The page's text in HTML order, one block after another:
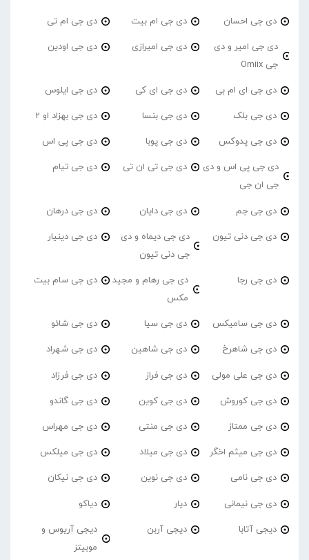
دی جی احسان دی جی ام بیت دی جی ام تی
دی جی امیر و دی
جی Omiix
دی جی امیرازی دی جی اودین
دی جی ای ام بی دی جی ای کی دی جی ایلوس
دی جی بلک دی جی بنسا دی جی بهزاد او 2
دی جی پدوکس دی جی پوبا دی جی پی اس
دی جی پی اس و دی
جی ان جی
دی جی تی ان تی دی جی تیام
دی جی جم دی جی دایان دی جی درهان
دی جی دنی تیون
دی جی دیماه و دی
جی دنی تیون
دی جی دینیار
دی جی رجا
دی جی رهام و مجید
مکس
دی جی سام بیت
دی جی سامیکس دی جی سیا دی جی شائو
دی جی شاهرخ دی جی شاهین دی جی شهراد
دی جی علی مولی دی جی فراز دی جی فرزاد
دی جی کوروش دی جی کوین دی جی گاندو
دی جی ممتاز دی جی منتی دی جی مهراس
دی جی میثم اخگر دی جی میلاد دی جی میلکس
دی جی نامی دی جی نوین دی جی نیکان
دی جی نیمانی دیار دیاکو
دیجی آتابا دیجی آربن
دیجی آریوس و
موبیتز